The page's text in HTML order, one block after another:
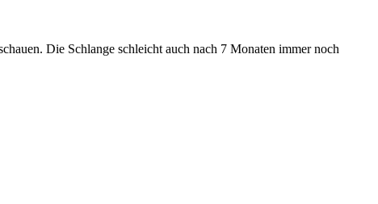
Die Schlange schleicht auch nach 7 Monaten immer noch